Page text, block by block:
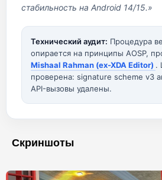
стабильность на Android 14/15.»
Технический аудит: Процедура
опирается на принципы AOSP,
Mishaal Rahman (ex-XDA Editor) .
проверена: signature scheme v3
API-вызовы удалены.
Скриншоты